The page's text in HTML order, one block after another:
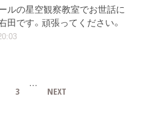
ルの星空観察教室でお世話に
田です。頑張ってください。
3 … NEXT